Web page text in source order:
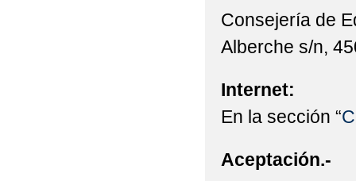
Consejería de
Alberche s/n,
Internet:
En la sección “
Aceptación.-